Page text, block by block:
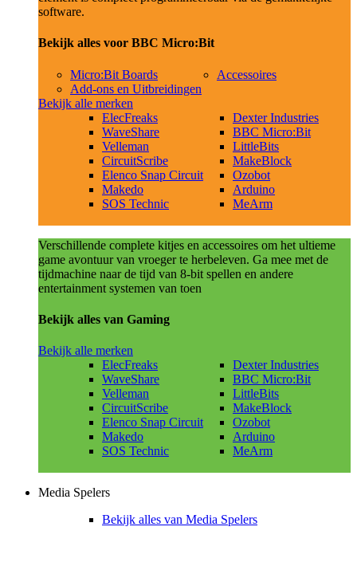
software.
Bekijk alles voor BBC Micro:Bit
Micro:Bit Boards
Add-ons en Uitbreidingen
Accessoires
Bekijk alle merken
ElecFreaks
WaveShare
Velleman
CircuitScribe
Elenco Snap Circuit
Makedo
SOS Technic
Dexter Industries
BBC Micro:Bit
LittleBits
MakeBlock
Ozobot
Arduino
MeArm
Verschillende complete kitjes en accessoires om het ultieme
game avontuur van vroeger te herbeleven. Ga mee met de
tijdmachine naar de tijd van 8-bit spellen en andere
entertainment systemen van toen
Bekijk alles van Gaming
Bekijk alle merken
ElecFreaks
WaveShare
Velleman
CircuitScribe
Elenco Snap Circuit
Makedo
SOS Technic
Dexter Industries
BBC Micro:Bit
LittleBits
MakeBlock
Ozobot
Arduino
MeArm
Media Spelers
Bekijk alles van Media Spelers